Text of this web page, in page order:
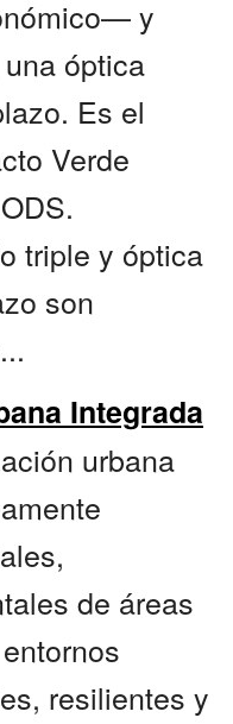
y
óptica
Es el
Verde
triple y óptica
son
Integrada
urbana
de áreas
resilientes y